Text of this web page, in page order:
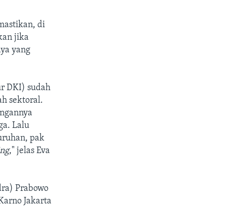
di
jika
yang
DKI) sudah
sektoral.
Lalu
pak
," jelas Eva
Prabowo
Jakarta